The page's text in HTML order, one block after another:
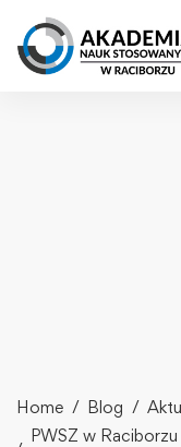
Home Blog
PWSZ w